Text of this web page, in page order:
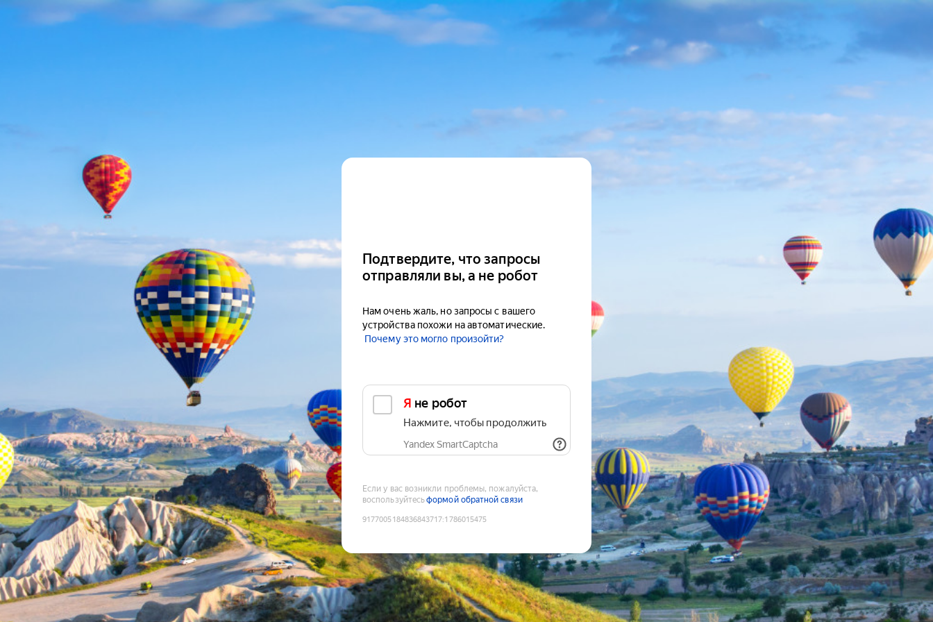
Подтвердите, что запросы
отправляли вы, а не робот
Нам очень жаль, но запросы с вашего
устройства похожи на автоматические.
Почему это могло произойти?
Я не робот
Нажмите, чтобы продолжить
Yandex SmartCaptcha
Если у вас возникли проблемы, пожалуйста,
воспользуйтесьформой обратной связи
9177005184836843717:1786015475